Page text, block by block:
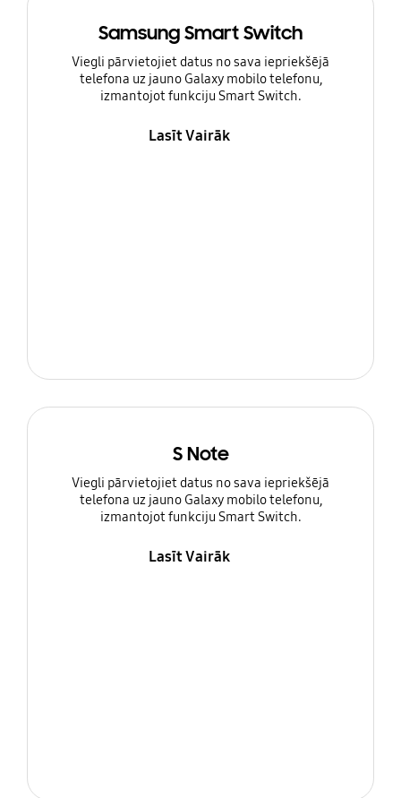
Samsung Smart Switch
Viegli pārvietojiet datus no sava iepriekšējā
telefona uz jauno Galaxy mobilo telefonu,
izmantojot funkciju Smart Switch.
Lasīt Vairāk
S Note
Viegli pārvietojiet datus no sava iepriekšējā
telefona uz jauno Galaxy mobilo telefonu,
izmantojot funkciju Smart Switch.
Lasīt Vairāk